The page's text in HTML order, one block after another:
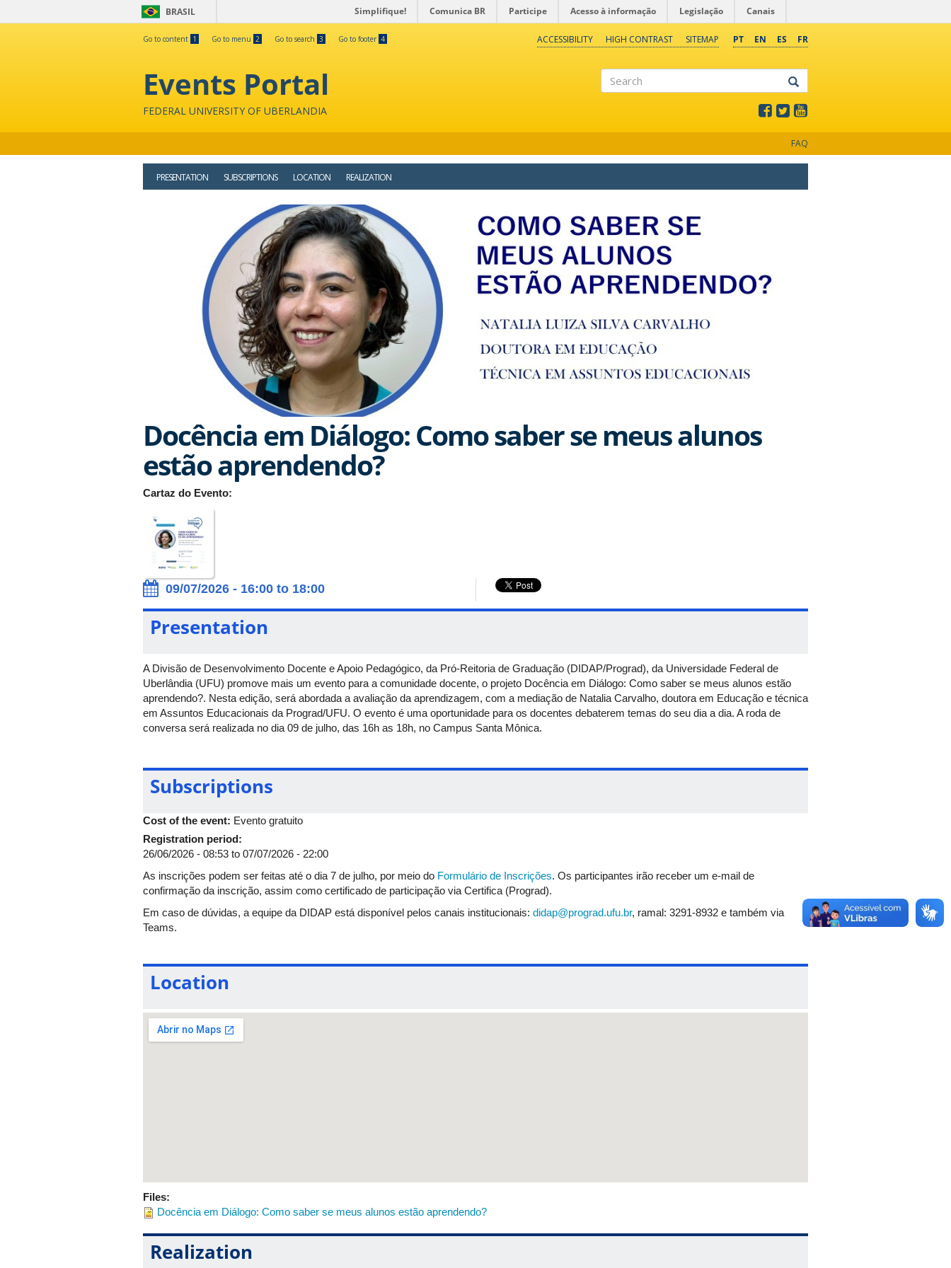
BRASIL Simplifique! Comunica BR Participe Acesso à informação Legislação Canais
Go to content 1 Go to menu 2 Go to search 3 Go to footer 4 PT EN ES FR
ACCESSIBILITY HIGH CONTRAST SITEMAP
Events Portal
FEDERAL UNIVERSITY OF UBERLANDIA
FAQ
PRESENTATION SUBSCRIPTIONS LOCATION REALIZATION
Docência em Diálogo: Como saber se meus alunos
estão aprendendo?
Cartaz do Evento:
09/07/2026 - 16:00 to 18:00
Presentation
A Divisão de Desenvolvimento Docente e Apoio Pedagógico, da Pró-Reitoria de Graduação (DIDAP/Prograd), da Universidade Federal de
Uberlândia (UFU) promove mais um evento para a comunidade docente, o projeto Docência em Diálogo: Como saber se meus alunos estão
aprendendo?. Nesta edição, será abordada a avaliação da aprendizagem, com a mediação de Natalia Carvalho, doutora em Educação e técnica
em Assuntos Educacionais da Prograd/UFU. O evento é uma oportunidade para os docentes debaterem temas do seu dia a dia. A roda de
conversa será realizada no dia 09 de julho, das 16h as 18h, no Campus Santa Mônica.
Subscriptions
Cost of the event: Evento gratuito
Registration period:
26/06/2026 - 08:53 to 07/07/2026 - 22:00
As inscrições podem ser feitas até o dia 7 de julho, por meio do Formulário de Inscrições. Os participantes irão receber um e-mail de
confirmação da inscrição, assim como certificado de participação via Certifica (Prograd).
Em caso de dúvidas, a equipe da DIDAP está disponível pelos canais institucionais: didap@prograd.ufu.br, ramal: 3291-8932 e também via
Teams.
Location
Files:
Docência em Diálogo: Como saber se meus alunos estão aprendendo?
Realization